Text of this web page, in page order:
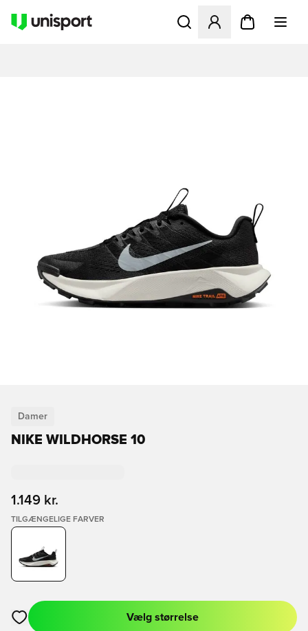
Åbner en Modal til at
Damer
NIKE WILDHORSE 10
1.149 kr.
TILGÆNGELIGE FARVER
Åbner en Modal til at logge ind eller tilmelde dig som medlem
Vælg størrelse